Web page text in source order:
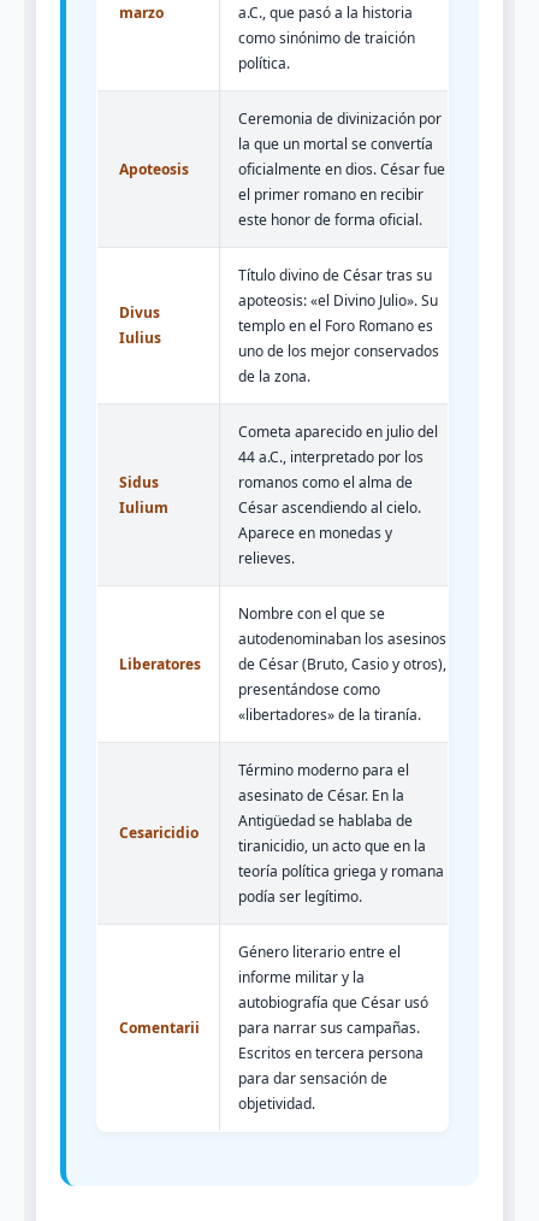
marzo
a.C., que pasó a la historia
como sinónimo de traición
política.
Apoteosis
Ceremonia de divinización por
la que un mortal se convertía
oficialmente en dios. César fue
el primer romano en recibir
este honor de forma oficial.
Divus
Iulius
Título divino de César tras su
apoteosis: «el Divino Julio». Su
templo en el Foro Romano es
uno de los mejor conservados
de la zona.
Sidus
Iulium
Cometa aparecido en julio del
44 a.C., interpretado por los
romanos como el alma de
César ascendiendo al cielo.
Aparece en monedas y
relieves.
Liberatores
Nombre con el que se
autodenominaban los asesinos
de César (Bruto, Casio y otros),
presentándose como
«libertadores» de la tiranía.
Cesaricidio
Término moderno para el
asesinato de César. En la
Antigüedad se hablaba de
tiranicidio, un acto que en la
teoría política griega y romana
podía ser legítimo.
Comentarii
Género literario entre el
informe militar y la
autobiografía que César usó
para narrar sus campañas.
Escritos en tercera persona
para dar sensación de
objetividad.